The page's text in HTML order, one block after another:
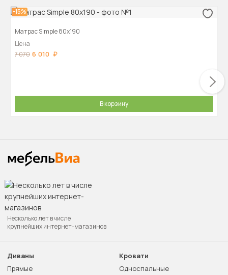
-15%
Матрас Simple 80х190
Цена
7 070 6 010
В корзину
Несколько лет в числе
крупнейших интернет-магазинов
Диваны
Прямые
Кровати
Односпальные